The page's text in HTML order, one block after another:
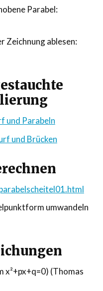
Parabel:
Zeichnung ablesen:
und Parabeln
und Brücken
umwandeln
x²+px+q=0) (Thomas